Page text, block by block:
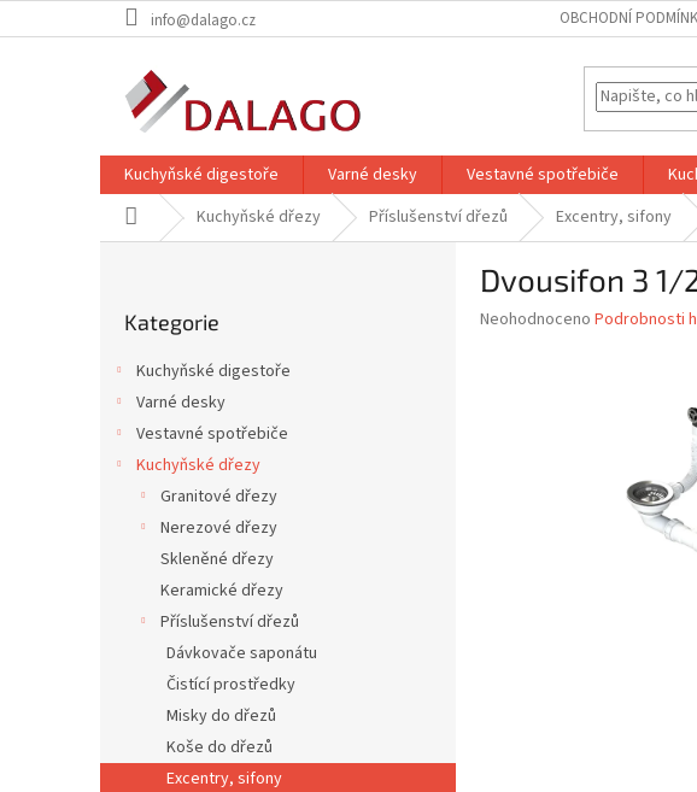
na
info@dalago.cz OBCHODNÍ
Kuchyňské digestoře Varné desky Vestavné spotřebiče
Domů Kuchyňské dřezy Příslušenství dřezů Excentry, sifony
kategorie
Kategorie
Kuchyňské digestoře
Varné desky
Vestavné spotřebiče
Kuchyňské dřezy
Granitové dřezy
Nerezové dřezy
Skleněné dřezy
Keramické dřezy
Příslušenství dřezů
Dávkovače saponátu
Čistící prostředky
Misky do dřezů
Koše do dřezů
Excentry, sifony
Dvousifon 3
Průměrné
Neohodnoceno Podrobnosti